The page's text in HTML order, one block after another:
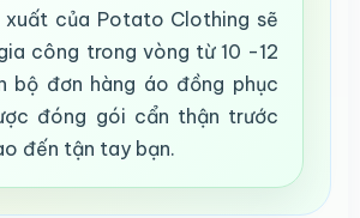
xuất của Potato Clothing sẽ
công trong vòng từ 10 -12
bộ đơn hàng áo đồng phục
đóng gói cẩn thận trước
đến tận tay bạn.